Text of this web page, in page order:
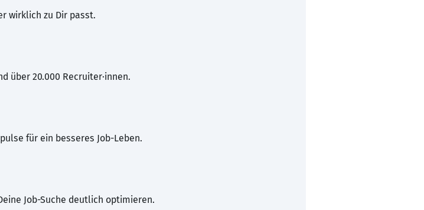
wirklich zu Dir passt.
über 20.000 Recruiter·innen.
für ein besseres Job-Leben.
Job-Suche deutlich optimieren.